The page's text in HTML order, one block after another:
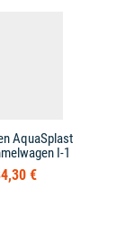
AquaSplast
I-1
€